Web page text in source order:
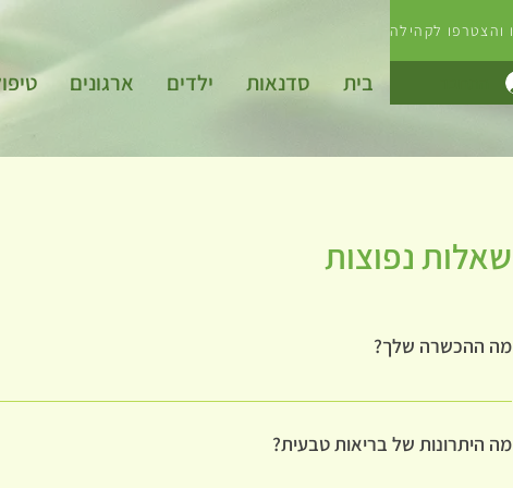
בית סדנאות ילדים ארגונים
שאלות נפוצות
מה ההכשרה שלך?
בריה בריאה בוגרת "אלימה" - המרכז הגבוה לרפואה טבעית. למדתי שם הדרכה
מהסיפור האישי של עם אבי ז"ל ומעשרות מלווים שהצטרפו אליי לליווי לבריאות
מה היתרונות של בריאות טבעית?